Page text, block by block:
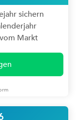
sichern
Markt